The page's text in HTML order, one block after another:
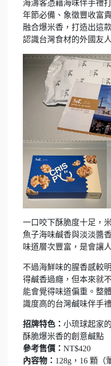
海濤客憑藉海味伴手禮
年節必備、象徵豐收富
融合爆米香，打造出這
認識台灣食材的外國友
一口咬下酥脆度十足，
魚子海味鹹香與淡淡醬
味道層次豐富，是會讓
不過海鮮味的腥香感較
得鹹香過癮，但本來就
能會覺得味道偏重。整
識度高的台灣鹹味伴手
招牌特色： 小琉球起家
酥脆爆米香的創意鹹點
參考售價： NT$420
內容物： 128g，16 顆（